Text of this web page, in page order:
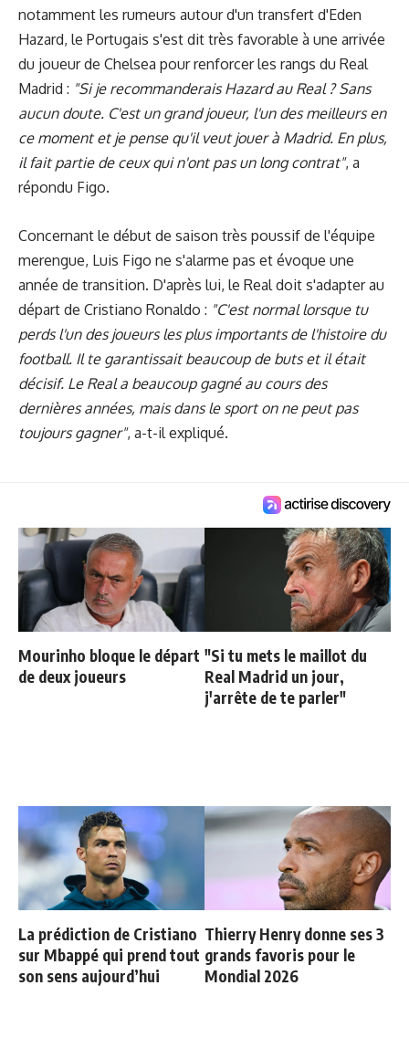
notamment les rumeurs autour d'un transfert d'Eden
Hazard, le Portugais s'est dit très favorable à une arrivée
du joueur de Chelsea pour renforcer les rangs du Real
Madrid : "Si je recommanderais Hazard au Real ? Sans
aucun doute. C'est un grand joueur, l'un des meilleurs en
ce moment et je pense qu'il veut jouer à Madrid. En plus,
il fait partie de ceux qui n'ont pas un long contrat", a
répondu Figo.
Concernant le début de saison très poussif de l'équipe
merengue, Luis Figo ne s'alarme pas et évoque une
année de transition. D'après lui, le Real doit s'adapter au
départ de Cristiano Ronaldo : "C'est normal lorsque tu
perds l'un des joueurs les plus importants de l'histoire du
football. Il te garantissait beaucoup de buts et il était
décisif. Le Real a beaucoup gagné au cours des
dernières années, mais dans le sport on ne peut pas
toujours gagner", a-t-il expliqué.
Mourinho bloque le départ
de deux joueurs
"Si tu mets le maillot du
Real Madrid un jour,
j'arrête de te parler"
La prédiction de Cristiano
sur Mbappé qui prend tout
son sens aujourd’hui
Thierry Henry donne ses 3
grands favoris pour le
Mondial 2026